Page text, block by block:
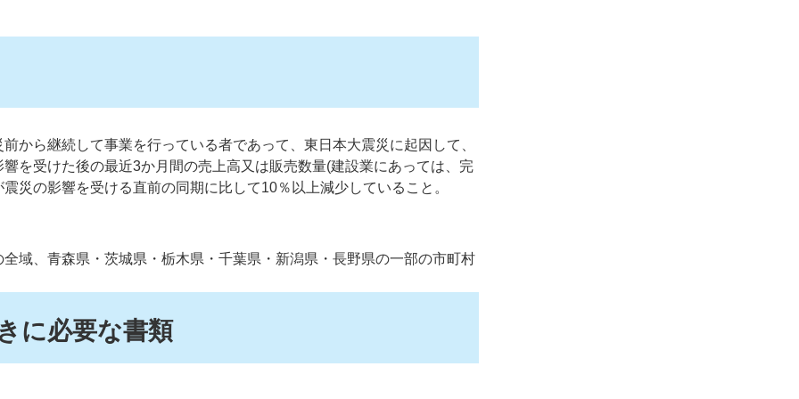
から継続して事業を行っている者であって、東日本大震災に起因して、
を受けた後の最近3か月間の売上高又は販売数量(建設業にあっては、完
災の影響を受ける直前の同期に比して10％以上減少していること。
域、青森県・茨城県・栃木県・千葉県・新潟県・長野県の一部の市町村
に必要な書類